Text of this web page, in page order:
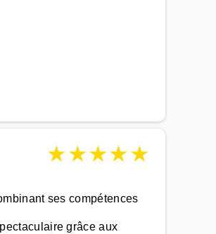
★★★★★
ses compétences
grâce aux